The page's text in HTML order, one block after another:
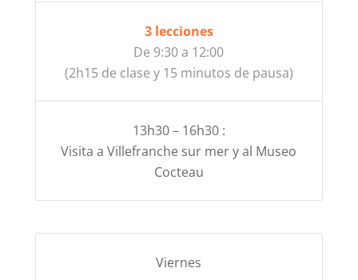
3 lecciones
De 9:30 a 12:00
(2h15 de clase y 15 minutos de pausa)
13h30 – 16h30 :
Visita a Villefranche sur mer y al Museo
Cocteau
Viernes